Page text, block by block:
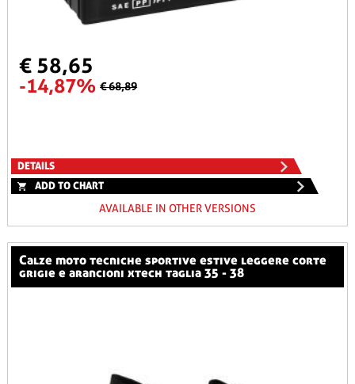
€ 58,65
-14,87% € 68,89
DETAILS
ADD TO CHART
AVAILABLE IN OTHER VERSIONS
calze moto tecniche sportive estive leggere corte
grigie e arancioni xtech taglia 35 - 38